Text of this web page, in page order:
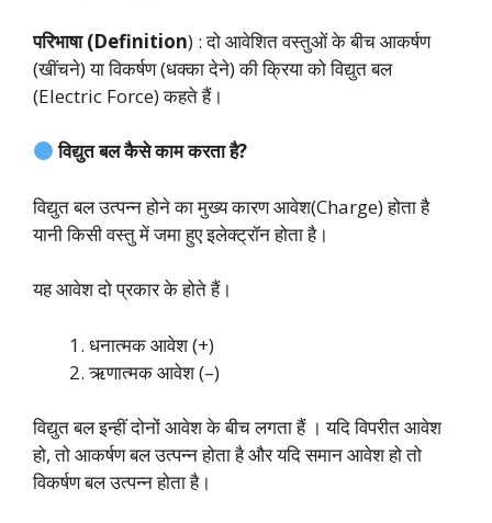
परिभाषा (Definition) : दो आवेशित वस्तुओं के बीच आकर्षण
(खींचने) या विकर्षण (धक्का देने) की क्रिया को विद्युत बल
(Electric Force) कहते हैं।
विद्युत बल कैसे काम करता है?
विद्युत बल उत्पन्न होने का मुख्य कारण आवेश(Charge) होता है
यानी किसी वस्तु में जमा हुए इलेक्ट्रॉन होता है।
यह आवेश दो प्रकार के होते हैं।
धनात्मक आवेश (+)
ऋणात्मक आवेश (–)
विद्युत बल इन्हीं दोनों आवेश के बीच लगता हैं । यदि विपरीत आवेश
हो, तो आकर्षण बल उत्पन्न होता है और यदि समान आवेश हो तो
विकर्षण बल उत्पन्न होता है।